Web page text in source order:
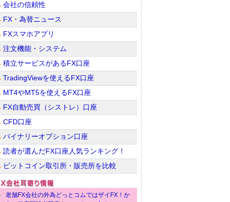
会社の信頼性
FX・為替ニュース
FXスマホアプリ
注文機能・システム
積立サービスがあるFX口座
TradingViewを使えるFX口座
MT4やMT5を使えるFX口座
FX自動売買（シストレ）口座
CFD口座
バイナリーオプション口座
読者が選んだFX口座人気ランキング！
ビットコイン取引所・販売所を比較
老舗FX会社の外為どっとコムではザイFX！か